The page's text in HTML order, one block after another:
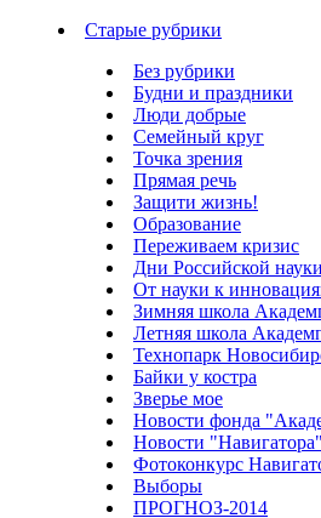
Старые рубрики
Без рубрики
Будни и праздники
Люди добрые
Семейный круг
Точка зрения
Прямая речь
Защити жизнь!
Образование
Переживаем кризис
Дни Российской науки
От науки к
Зимняя школа
Летняя школа
Технопарк
Байки у костра
Зверье мое
Новости фонда
Новости "Навигатора"
Фотоконкурс
Выборы
ПРОГНОЗ-2014